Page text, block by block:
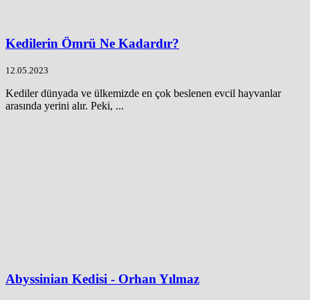
Kedilerin Ömrü Ne Kadardır?
12.05.2023
Kediler dünyada ve ülkemizde en çok beslenen evcil hayvanlar
arasında yerini alır. Peki, ...
Abyssinian Kedisi - Orhan Yılmaz